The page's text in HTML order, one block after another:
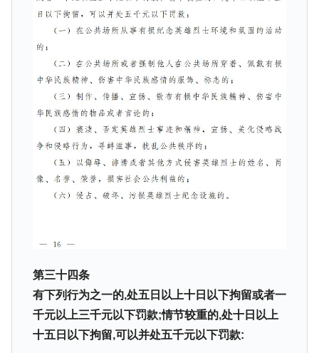
『Money1』
韓国鉄鋼最大手『POSCO』ズブズブ沈む。
営業利益80.2％も減少
『Money1』
米国下院「韓国の公務員個人をターゲット
にぶん殴る法案」提出！⇒ クーパン問題は合衆国企業に対
する差別。許してはおかぬ
『Money1』
韓国ボンクラ政策室長･金容範、株価暴落に
他人事のような発言。
韓国半導体『SKハイニックス』2026年2Qの
日本の誇る海洋資源調査船『白嶺』は先進技術の
府県とは？
Fact1 今話題の「楽天ライオンズ」とは？
Fact1 奇跡の毛色「白毛馬」とは？
Fact1
全て勝つといくら？ 競馬GI競走で勝利騎手がもら
える賞金とは？
第三十四条
有下列行为之一的,处五日以上十日以下拘留或者一
千元以上三千元以下罚款;情节较重的,处十日以上
十五日以下拘留,可以并处五千元以下罚款: